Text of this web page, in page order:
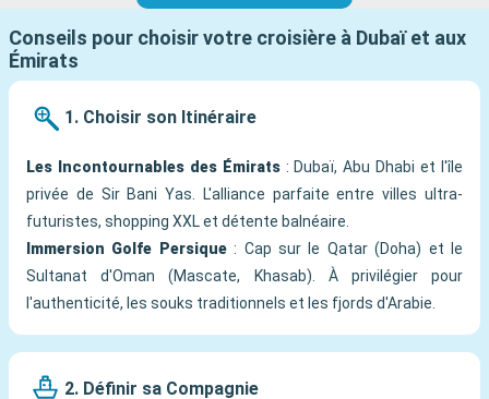
Conseils pour choisir votre croisière à Dubaï et aux
Émirats
1. Choisir son Itinéraire
Les Incontournables des Émirats: Dubaï, Abu Dhabi et l'île
privée de Sir Bani Yas. L'alliance parfaite entre villes ultra-
futuristes, shopping XXL et détente balnéaire.
Immersion Golfe Persique: Cap sur le Qatar (Doha) et le
Sultanat d'Oman (Mascate, Khasab). À privilégier pour
l'authenticité, les souks traditionnels et les fjords d'Arabie.
2. Définir sa Compagnie